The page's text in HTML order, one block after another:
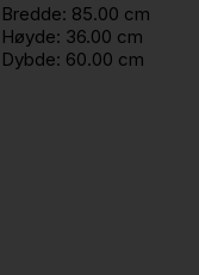
Bredde: 85.00 cm
Høyde: 36.00 cm
Dybde: 60.00 cm